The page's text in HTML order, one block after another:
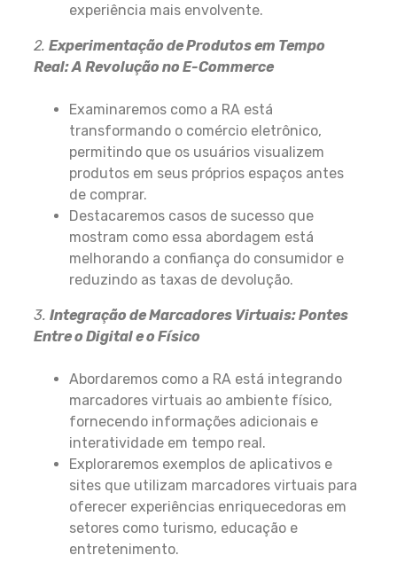
experiência mais envolvente.
2. Experimentação de Produtos em Tempo
Real: A Revolução no E-Commerce
Examinaremos como a RA está
transformando o comércio eletrônico,
permitindo que os usuários visualizem
produtos em seus próprios espaços antes
de comprar.
Destacaremos casos de sucesso que
mostram como essa abordagem está
melhorando a confiança do consumidor e
reduzindo as taxas de devolução.
3. Integração de Marcadores Virtuais: Pontes
Entre o Digital e o Físico
Abordaremos como a RA está integrando
marcadores virtuais ao ambiente físico,
fornecendo informações adicionais e
interatividade em tempo real.
Exploraremos exemplos de aplicativos e
sites que utilizam marcadores virtuais para
oferecer experiências enriquecedoras em
setores como turismo, educação e
entretenimento.